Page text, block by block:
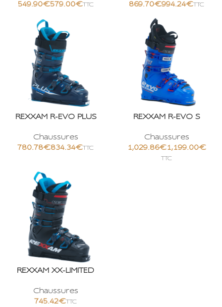
€
€
€
€
REXXAM R-EVO PLUS
Chaussures
€
€
REXXAM R-EVO S
Chaussures
€
€
REXXAM XX-LIMITED
Chaussures
€